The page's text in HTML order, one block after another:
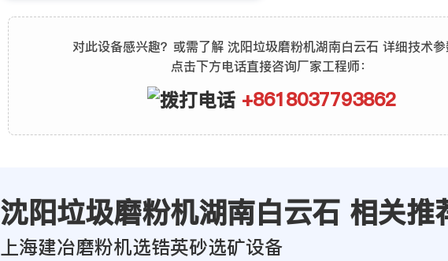
对此设备感兴趣？或需了解 沈阳垃圾磨粉机湖南白云石 详细技术
点击下方电话直接咨询厂家工程师：
+8618037793862
沈阳垃圾磨粉机湖南白云石 相关推
上海建冶磨粉机选锆英砂选矿设备